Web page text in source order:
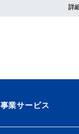
詳
事業サービス